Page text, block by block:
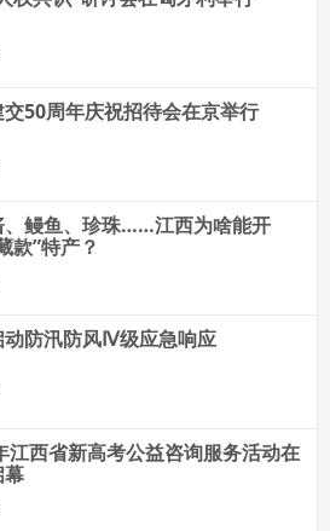
交50周年庆祝招待会在京举行
、鳗鱼、珍珠……江西为啥能开
款”特产？
动防汛防风Ⅳ级应急响应
江西省新高考公益咨询服务活动在
幕